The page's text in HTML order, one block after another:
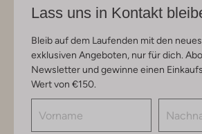
Lass uns in Kontakt
Bleib auf dem Laufenden mit den
exklusiven Angeboten, nur für dich.
Newsletter und gewinne einen
Wert von €150.